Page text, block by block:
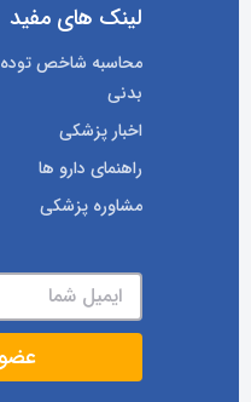
لینک های مفید
محاسبه شاخص توده
بدنی
اخبار پزشکی
راهنمای دارو ها
مشاوره پزشکی